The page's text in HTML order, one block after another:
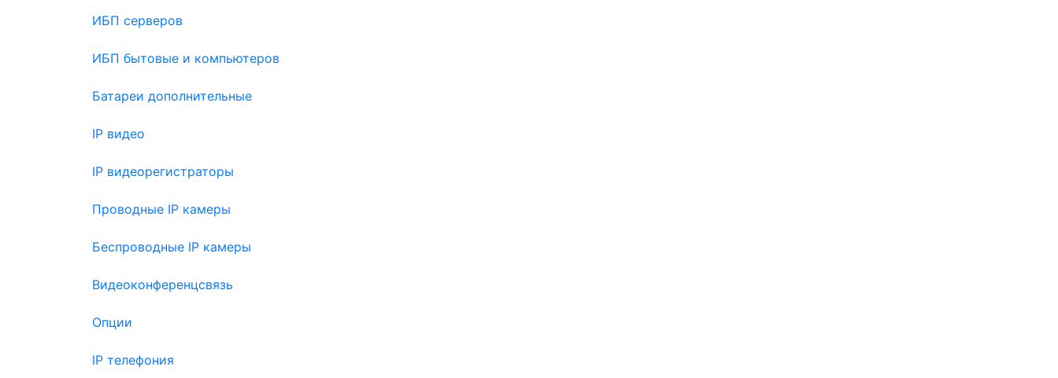
ИБП серверов
ИБП бытовые и компьютеров
Батареи дополнительные
IP видео
IP видеорегистраторы
Проводные IP камеры
Беспроводные IP камеры
Видеоконференцсвязь
Опции
IP телефония